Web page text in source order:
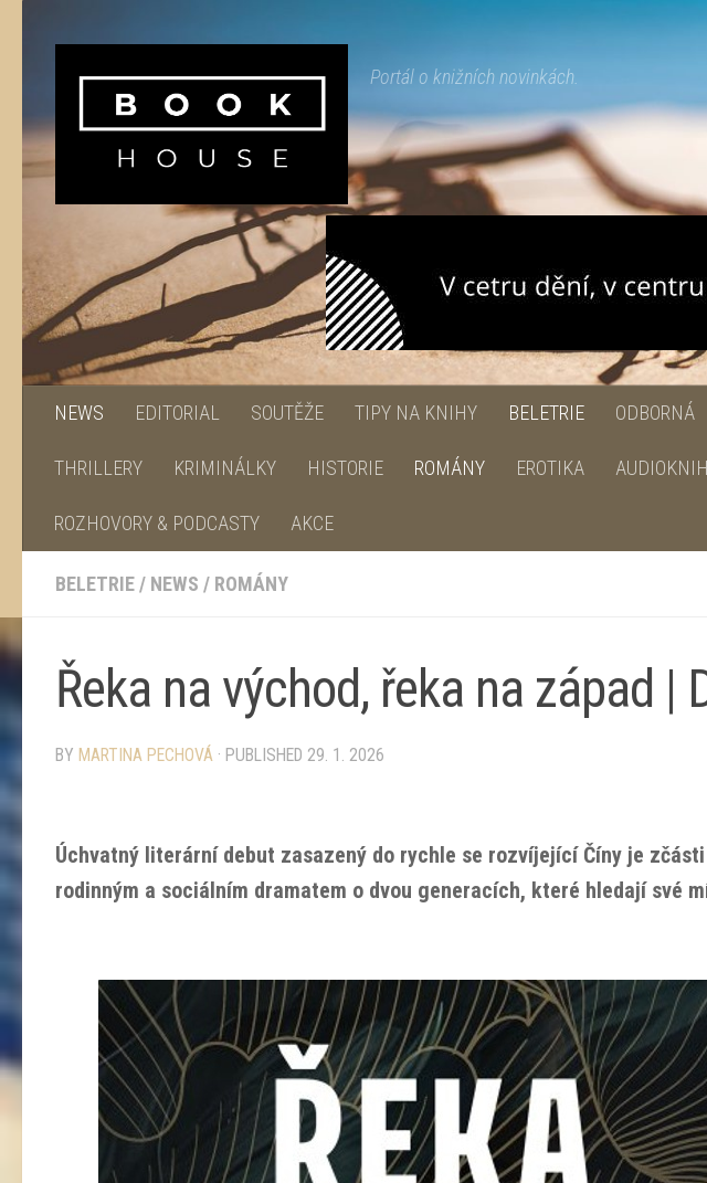
Portál o knižních novinkách.
NEWS EDITORIAL SOUTĚŽE TIPY NA KNIHY BELETRIE ODBORNÁ
THRILLERY KRIMINÁLKY HISTORIE ROMÁNY EROTIKA
ROZHOVORY & PODCASTY AKCE
BELETRIE/ NEWS / ROMÁNY
Řeka na východ, řeka na západ |
BY MARTINA PECHOVÁ · PUBLISHED 29. 1. 2026
Úchvatný literární debut zasazený do rychle se rozvíjející Číny je
rodinným a sociálním dramatem o dvou generacích, které hledají své